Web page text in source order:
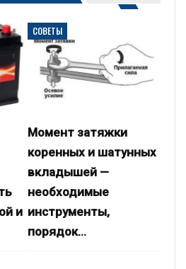
и
СОВЕТЫ
Момент затяжки
коренных и шатунных
вкладышей —
необходимые
инструменты,
порядок…